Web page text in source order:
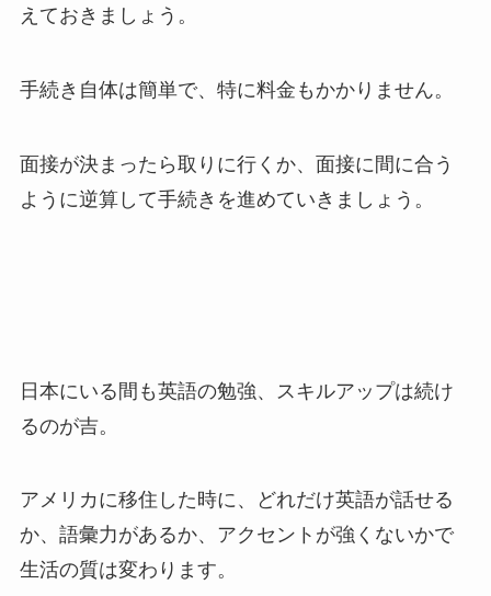
えておきましょう。
手続き自体は簡単で、特に料金もかかりません。
面接が決まったら取りに行くか、面接に間に合う
ように逆算して手続きを進めていきましょう。
日本にいる間も英語の勉強、スキルアップは続け
るのが吉。
アメリカに移住した時に、どれだけ英語が話せる
か、語彙力があるか、アクセントが強くないかで
生活の質は変わります。